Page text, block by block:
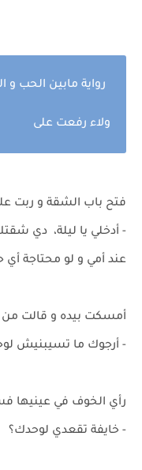
رواية مابين الحب و
ولاء رفعت على
فتح باب الشقة و ربت
- أدخلي يا ليلة، دي
عند أمي و لو محتاجة أي
أمسكت بيده و قالت من
- أرجوك ما تسيبنيش
رأي الخوف في عينيها
- خايفة تقعدي لوحدك؟